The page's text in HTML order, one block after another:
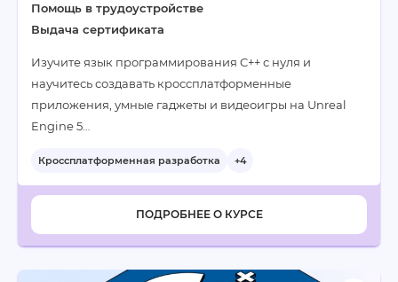
Помощь в трудоустройстве
Выдача сертификата
Изучите язык программирования C++ с нуля и
научитесь создавать кроссплатформенные
приложения, умные гаджеты и видеоигры на Unreal
Engine 5…
Кроссплатформенная разработка +4
ПОДРОБНЕЕ О КУРСЕ